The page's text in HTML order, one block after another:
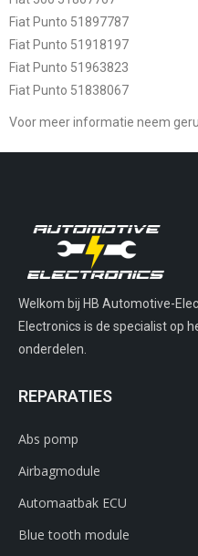
Fiat Punto 51897787
Fiat Punto 51918197
Fiat Punto 51963823
Fiat Punto 51838067
Voor meer informatie neem
Welkom bij HB Automotive-
Electronics is de specialist op
onderdelen.
REPARATIES
Abs pomp
Airbagmodule
Automaatbak ECU
Blue tooth module